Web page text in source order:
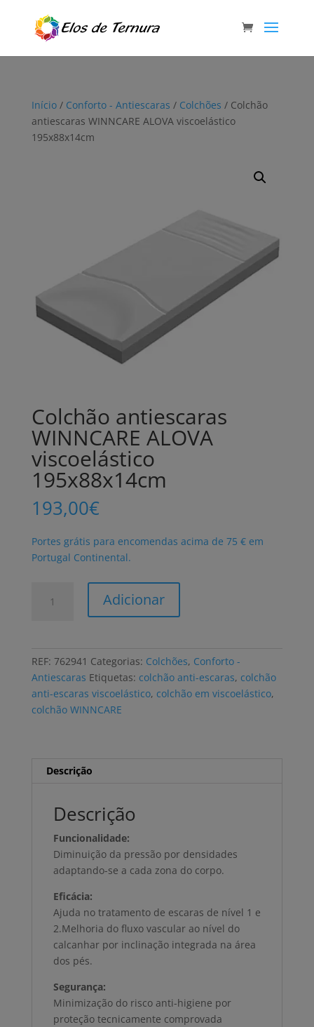
Início/ Conforto - Antiescaras / Colchões / Colchão
antiescaras WINNCARE ALOVA viscoelástico
195x88x14cm
Colchão antiescaras
WINNCARE ALOVA
viscoelástico
195x88x14cm
193,00€
Portes grátis para encomendas acima de 75 € em
Portugal Continental.
ALOVA
viscoelástico
195x88x14cm
Adicionar
REF: 762941 Categorias: Colchões, Conforto -
Antiescaras Etiquetas: colchão anti-escaras, colchão
anti-escaras viscoelástico, colchão em viscoelástico,
colchão WINNCARE
Descrição
Descrição
Funcionalidade:
Diminuição da pressão por densidades
adaptando-se a cada zona do corpo.
Eficácia:
Ajuda no tratamento de escaras de nível 1 e
2.Melhoria do fluxo vascular ao nível do
calcanhar por inclinação integrada na área
dos pés.
Segurança:
Minimização do risco anti-higiene por
proteção tecnicamente comprovada